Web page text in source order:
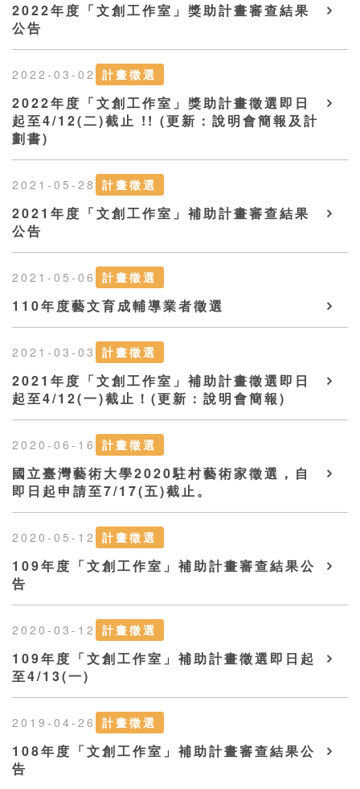
2022年度「文創工作室」獎助計畫審查結果
公告
2022-03-02 計畫徵選
2022年度「文創工作室」獎助計畫徵選即日
起至4/12(二)截止 !! (更新：說明會簡報及計
劃書)
2021-05-28 計畫徵選
2021年度「文創工作室」補助計畫審查結果
公告
2021-05-06 計畫徵選
110年度藝文育成輔導業者徵選
2021-03-03 計畫徵選
2021年度「文創工作室」補助計畫徵選即日
起至4/12(一)截止！(更新：說明會簡報)
2020-06-16 計畫徵選
國立臺灣藝術大學2020駐村藝術家徵選，自
即日起申請至7/17(五)截止。
2020-05-12 計畫徵選
109年度「文創工作室」補助計畫審查結果公
告
2020-03-12 計畫徵選
109年度「文創工作室」補助計畫徵選即日起
至4/13(一)
2019-04-26 計畫徵選
108年度「文創工作室」補助計畫審查結果公
告